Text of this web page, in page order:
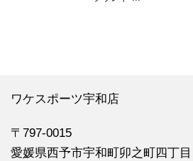
ワケスポーツ宇和店
〒797-0015
愛媛県西予市宇和町卯之町四丁目